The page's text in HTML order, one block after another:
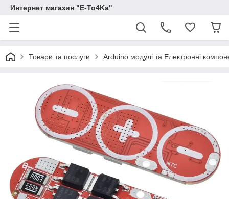
Интернет магазин "E-To4Ka"
Товари та послуги Arduino модулі та Електронні